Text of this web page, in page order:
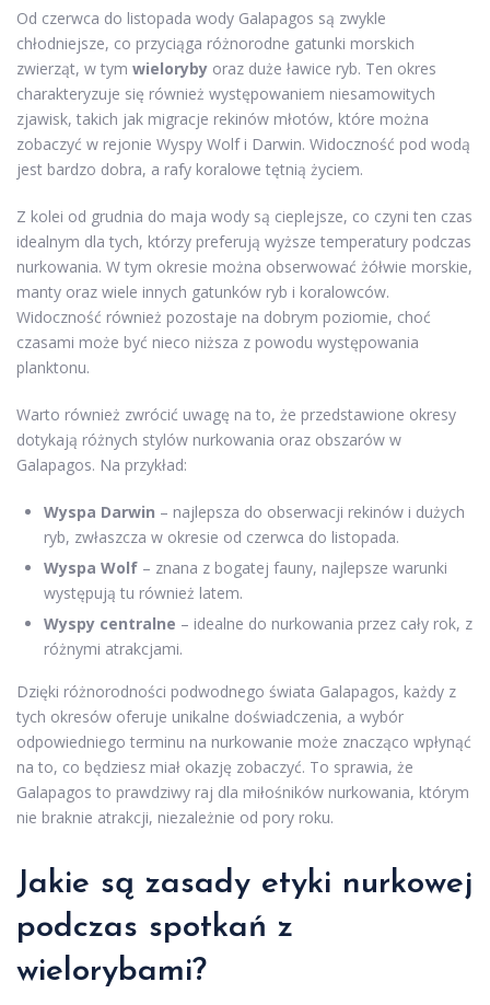
Od czerwca do listopada wody Galapagos są zwykle
chłodniejsze, co przyciąga różnorodne gatunki morskich
zwierząt, w tym wieloryby oraz duże ławice ryb. Ten okres
charakteryzuje się również występowaniem niesamowitych
zjawisk, takich jak migracje rekinów młotów, które można
zobaczyć w rejonie Wyspy Wolf i Darwin. Widoczność pod wodą
jest bardzo dobra, a rafy koralowe tętnią życiem.
Z kolei od grudnia do maja wody są cieplejsze, co czyni ten czas
idealnym dla tych, którzy preferują wyższe temperatury podczas
nurkowania. W tym okresie można obserwować żółwie morskie,
manty oraz wiele innych gatunków ryb i koralowców.
Widoczność również pozostaje na dobrym poziomie, choć
czasami może być nieco niższa z powodu występowania
planktonu.
Warto również zwrócić uwagę na to, że przedstawione okresy
dotykają różnych stylów nurkowania oraz obszarów w
Galapagos. Na przykład:
Wyspa Darwin – najlepsza do obserwacji rekinów i dużych
ryb, zwłaszcza w okresie od czerwca do listopada.
Wyspa Wolf – znana z bogatej fauny, najlepsze warunki
występują tu również latem.
Wyspy centralne – idealne do nurkowania przez cały rok, z
różnymi atrakcjami.
Dzięki różnorodności podwodnego świata Galapagos, każdy z
tych okresów oferuje unikalne doświadczenia, a wybór
odpowiedniego terminu na nurkowanie może znacząco wpłynąć
na to, co będziesz miał okazję zobaczyć. To sprawia, że
Galapagos to prawdziwy raj dla miłośników nurkowania, którym
nie braknie atrakcji, niezależnie od pory roku.
Jakie są zasady etyki nurkowej
podczas spotkań z
wielorybami?